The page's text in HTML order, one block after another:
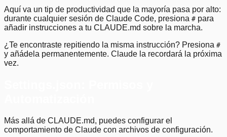
Aquí va un tip de productividad que la mayoría pasa por alto:
durante cualquier sesión de Claude Code, presiona # para
añadir instrucciones a tu CLAUDE.md sobre la marcha.
¿Te encontraste repitiendo la misma instrucción? Presiona #
y añádela permanentemente. Claude la recordará la próxima
vez.
Más allá de CLAUDE.md, puedes configurar el
comportamiento de Claude con archivos de configuración.